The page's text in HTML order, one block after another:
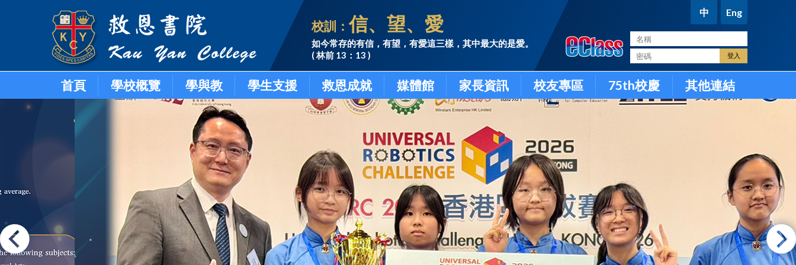
校訓：信、望、愛
如今常存的有信，有望，有愛這三樣，其中最大的是愛。
( 林前 13：13 )
中 Eng
首頁 學校概覽 學與教 學生支援 救恩成就 媒體館 家長資訊 校友專區 75th校慶 其他連結